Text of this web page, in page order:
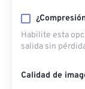
Habilite esta
salida sin
Calidad de